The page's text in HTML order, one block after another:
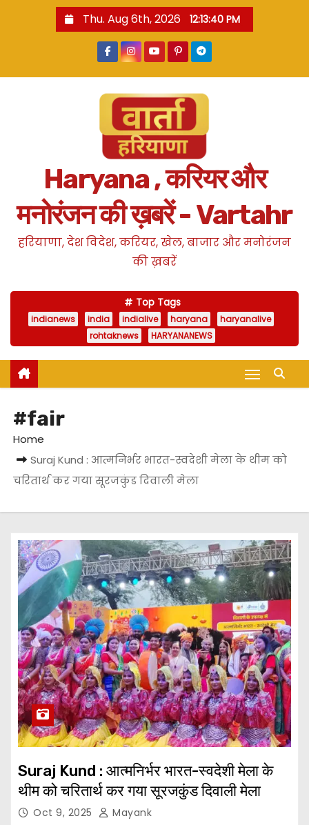
Thu. Aug 6th, 2026 12:13:41 PM
Haryana , करियर और
मनोरंजन की ख़बरें - Vartahr
हरियाणा, देश विदेश, करियर, खेल, बाजार और मनोरंजन
की ख़बरें
Top Tags
indianews india indialive haryana
haryanalive
rohtaknews
HARYANANEWS
#fair
Home
Suraj Kund : आत्मनिर्भर भारत-स्वदेशी मेला के थीम को
चरितार्थ कर गया सूरजकुंड दिवाली मेला
Suraj Kund : आत्मनिर्भर भारत-स्वदेशी मेला के
थीम को चरितार्थ कर गया सूरजकुंड दिवाली मेला
Oct 9, 2025 Mayank